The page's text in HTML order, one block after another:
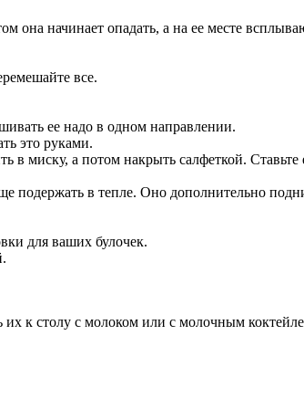
она начинает опадать, а на ее месте
все.
ее надо в одном направлении.
это руками.
в миску, а потом накрыть салфеткой.
подержать в тепле. Оно дополнительно
для ваших булочек.
их к столу с молоком или с молочным